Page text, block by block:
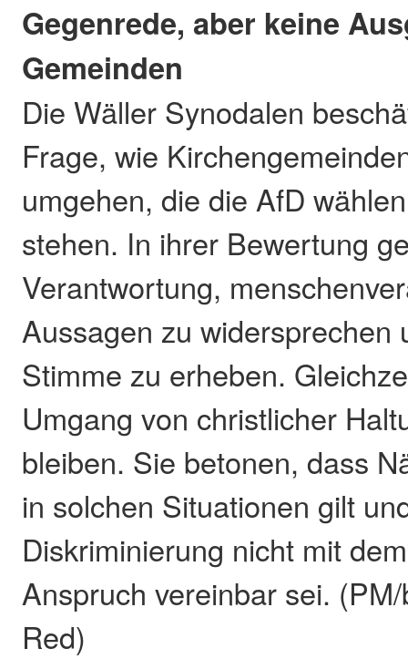
Gegenrede, aber keine
Gemeinden
Die Wäller Synodalen
Frage, wie
umgehen, die die AfD
stehen. In ihrer Bewertung
Verantwortung,
Aussagen zu widersprechen
Stimme zu erheben.
Umgang von christlicher
bleiben. Sie betonen, dass
in solchen Situationen gilt
Diskriminierung nicht mit
Anspruch vereinbar sei.
Red)